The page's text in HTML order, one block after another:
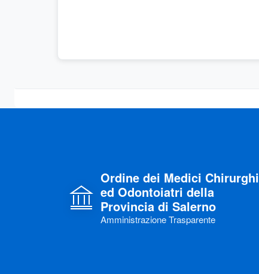
Ordine dei Medici Chirurghi
ed Odontoiatri della
Provincia di Salerno
Amministrazione Trasparente